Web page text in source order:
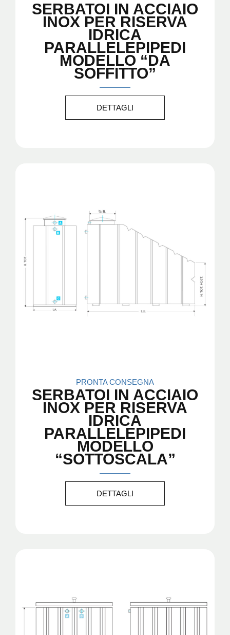
SERBATOI IN ACCIAIO
INOX PER RISERVA
IDRICA
PARALLELEPIPEDI
MODELLO “DA
SOFFITTO”
DETTAGLI
PRONTA CONSEGNA
SERBATOI IN ACCIAIO
INOX PER RISERVA
IDRICA
PARALLELEPIPEDI
MODELLO
“SOTTOSCALA”
DETTAGLI